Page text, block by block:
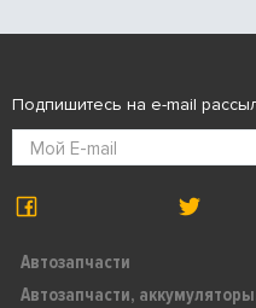
Автозапчасти
Автозапчасти,
Подпишитесь на e-mail